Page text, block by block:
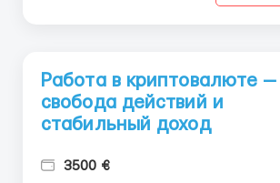
Работа в криптовалюте —
свобода действий и
стабильный доход
3500 €